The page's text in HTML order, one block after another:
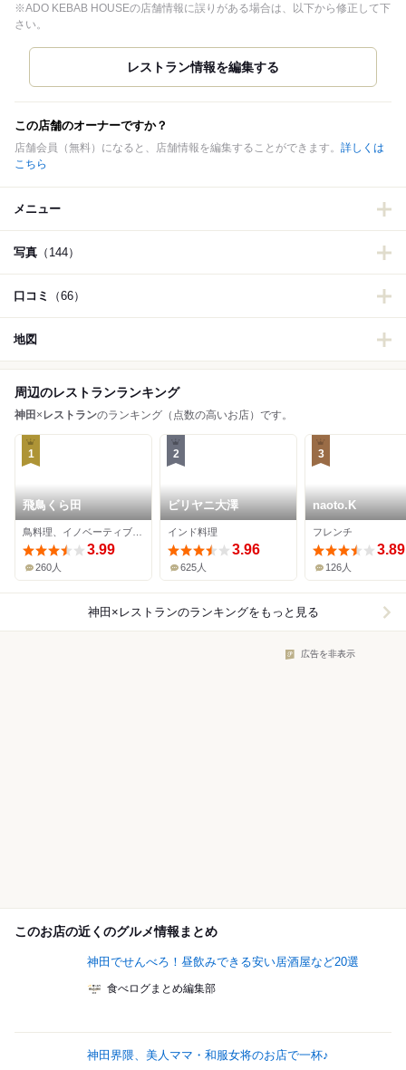
※ADO KEBAB HOUSEの店舗情報に誤りがある場合は、以下から修正して下
さい。
この店舗のオーナーですか？
店舗会員（無料）になると、店舗情報を編集することができます。 詳しくは
こちら
メニュー
写真 （144）
口コミ （66）
地図
周辺のレストランランキング
神田 × レストランのランキング（点数の高いお店）です。
1
飛鳥くら田
3.99
260人
2
ビリヤニ大澤
インド料理
3.96
625人
3
naoto.K
フレンチ
3.89
126人
神田×レストランのランキングをもっと見る
広告を非表示
このお店の近くのグルメ情報まとめ
神田でせんべろ！昼飲みできる安い居酒屋など20選
食べログまとめ編集部
神田界隈、美人ママ・和服女将のお店で一杯♪